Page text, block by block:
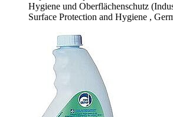
Hygiene und Oberflächenschutz
Surface Protection and Hygiene ,